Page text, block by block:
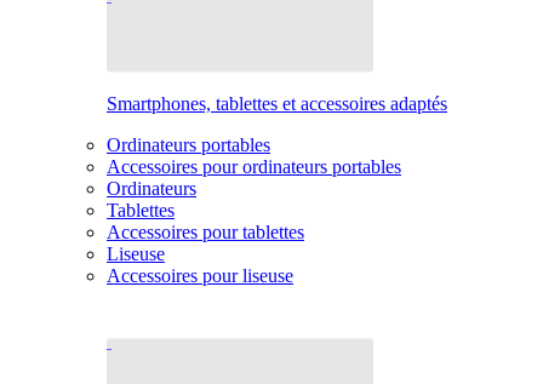
Smartphones, tablettes et accessoires adaptés
Ordinateurs portables
Accessoires pour ordinateurs portables
Ordinateurs
Tablettes
Accessoires pour tablettes
Liseuse
Accessoires pour liseuse